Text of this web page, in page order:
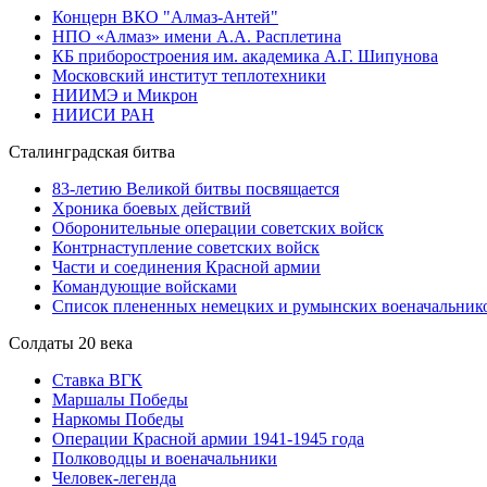
Концерн ВКО "Алмаз-Антей"
НПО «Алмаз» имени А.А. Расплетина
КБ приборостроения им. академика А.Г. Шипунова
Московский институт теплотехники
НИИМЭ и Микрон
НИИСИ РАН
Сталинградская битва
83-летию Великой битвы посвящается
Хроника боевых действий
Оборонительные операции советских войск
Контрнаступление советских войск
Части и соединения Красной армии
Командующие войсками
Список плененных немецких и румынских
Солдаты 20 века
Ставка ВГК
Маршалы Победы
Наркомы Победы
Операции Красной армии 1941-1945 года
Полководцы и военачальники
Человек-легенда